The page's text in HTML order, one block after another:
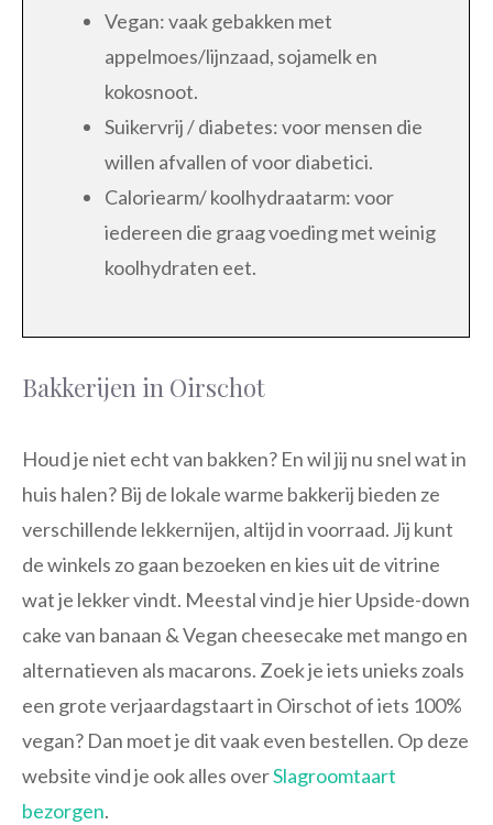
Vegan: vaak gebakken met
appelmoes/lijnzaad, sojamelk en
kokosnoot.
Suikervrij / diabetes: voor mensen die
willen afvallen of voor diabetici.
Caloriearm/ koolhydraatarm: voor
iedereen die graag voeding met weinig
koolhydraten eet.
Bakkerijen in Oirschot
Houd je niet echt van bakken? En wil jij nu snel wat in
huis halen? Bij de lokale warme bakkerij bieden ze
verschillende lekkernijen, altijd in voorraad. Jij kunt
de winkels zo gaan bezoeken en kies uit de vitrine
wat je lekker vindt. Meestal vind je hier Upside-down
cake van banaan & Vegan cheesecake met mango en
alternatieven als macarons. Zoek je iets unieks zoals
een grote verjaardagstaart in Oirschot of iets 100%
vegan? Dan moet je dit vaak even bestellen. Op deze
website vind je ook alles overSlagroomtaart
bezorgen.